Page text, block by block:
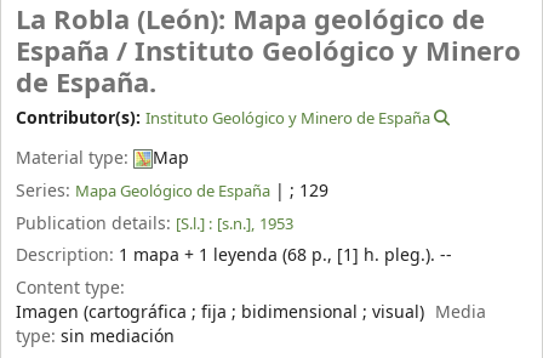
La Robla (León): Mapa geológico de
España /Instituto Geológico y Minero
de España.
Contributor(s): Instituto Geológico y Minero de España
Material type:
Map
Series: Mapa Geológico de España | ; 129
Publication details: [S.l.] : [s.n.], 1953
Description: 1 mapa + 1 leyenda (68 p., [1] h. pleg.). --
Content type:
Imagen (cartográfica ; fija ; bidimensional ; visual) Media
type: sin mediación